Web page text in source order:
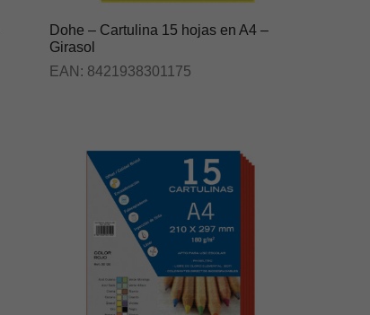
Dohe – Cartulina 15 hojas en A4 –
Girasol
EAN: 8421938301175